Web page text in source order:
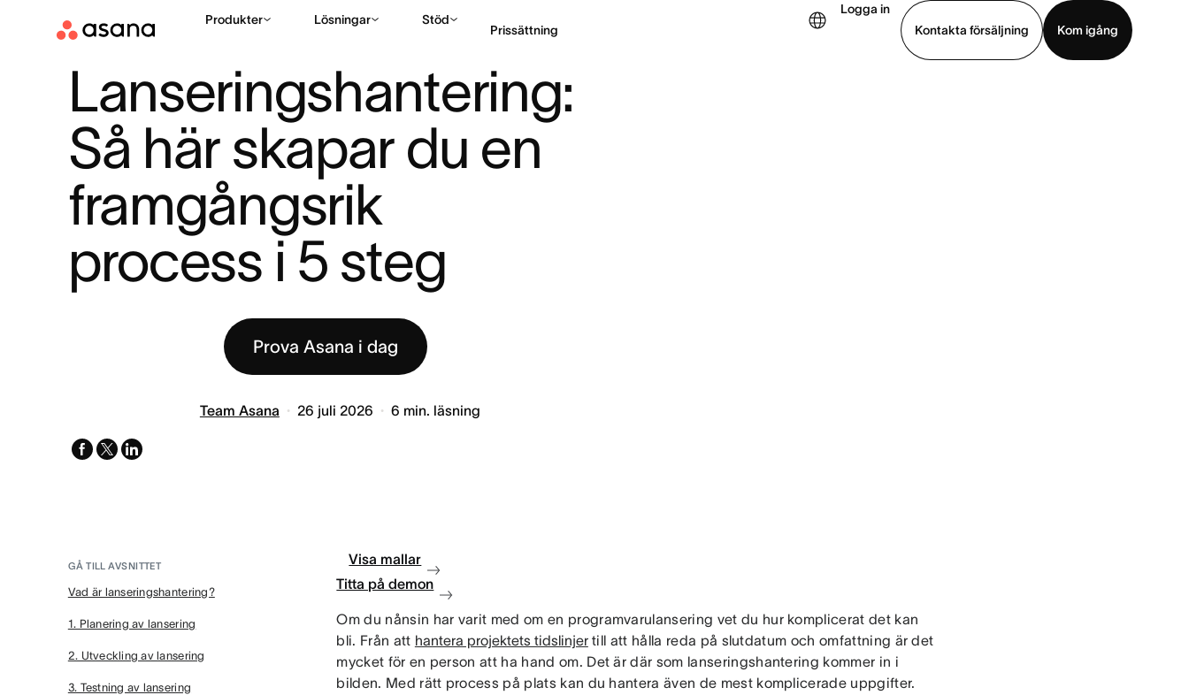
Produkter Lösningar Stöd
Prissättning
Logga in
Kontakta försäljning
Kom igång
Lanseringshantering:
Så här skapar du en
framgångsrik
process i 5 steg
Prova Asana i dag
Team Asana 26 juli 2026 6 min. läsning
facebook
x-
linkedin
GÅ TILL AVSNITTET
Vad är lanseringshantering?
1. Planering av lansering
2. Utveckling av lansering
3. Testning av lansering
Visa mallar
Titta på demon
Om du nånsin har varit med om en programvarulansering vet du hur komplicerat det kan
bli. Från att hantera projektets tidslinjertill att hålla reda på slutdatum och omfattning är det
mycket för en person att ha hand om. Det är där som lanseringshantering kommer in i
bilden. Med rätt process på plats kan du hantera även de mest komplicerade uppgifter.